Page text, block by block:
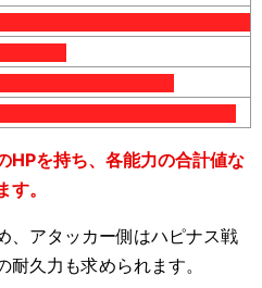
HPを持ち、各能力の合計値な
。
、アタッカー側はハピナス戦
久力も求められます。